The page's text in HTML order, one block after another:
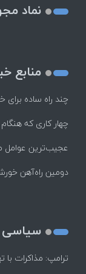
نماد
منابع
چند راه‌ ساده
چهار کاری که
عجیب‌ترین عوامل
دومین راه‌آهن
سیاسی
ترامپ: مذاکرات